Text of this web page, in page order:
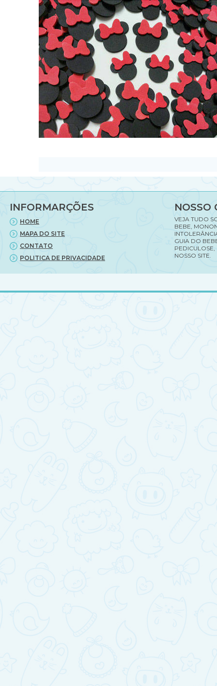
INFORMARÇÕES
HOME
MAPA DO SITE
CONTATO
POLITICA DE PRIVACIDADE
NOSSO
VEJA TUDO
BEBE,
GUIA DO
PEDICULOSE,
NOSSO SITE.